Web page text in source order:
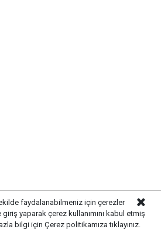
faydalanabilmeniz için çerezler
giriş yaparak çerez kullanımını kabul etmiş
bilgi için Çerez politikamıza tıklayınız.